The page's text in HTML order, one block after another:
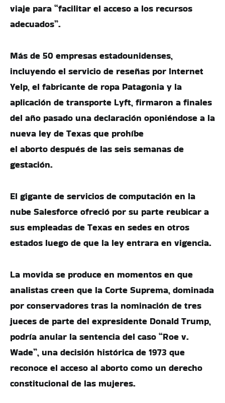
viaje para “facilitar el acceso a los recursos
adecuados”.
Más de 50 empresas estadounidenses,
incluyendo el servicio de reseñas por Internet
Yelp, el fabricante de ropa Patagonia y la
aplicación de transporte Lyft, firmaron a finales
del año pasado una declaración oponiéndose a la
nueva ley de Texas que prohíbe
el aborto después de las seis semanas de
gestación.
El gigante de servicios de computación en la
nube Salesforce ofreció por su parte reubicar a
sus empleadas de Texas en sedes en otros
estados luego de que la ley entrara en vigencia.
La movida se produce en momentos en que
analistas creen que la Corte Suprema, dominada
por conservadores tras la nominación de tres
jueces de parte del expresidente Donald Trump,
podría anular la sentencia del caso “Roe v.
Wade”, una decisión histórica de 1973 que
reconoce el acceso al aborto como un derecho
constitucional de las mujeres.